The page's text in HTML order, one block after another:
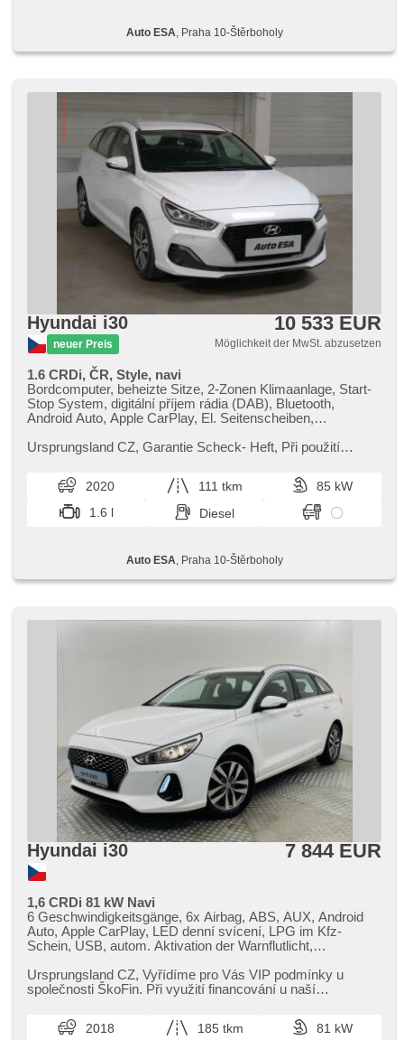
Auto ESA , Praha 10-Štěrboholy
Hyundai i30
neuer Preis
10 533 EUR
Möglichkeit der MwSt. abzusetzen
1.6 CRDi, ČR, Style, navi
Bordcomputer, beheizte Sitze, 2-Zonen Klimaanlage, Start-
Stop System, digitální příjem rádia (DAB), Bluetooth,
Android Auto, Apple CarPlay, El. Seitenscheiben,
Multifunktionslenkrad, USB, täglich Leuchten, Alufelgen,
Zentralverriegelung mit Funkfernbedienung, Elektronisches
Stabilitätsprogramm (ESP), Scheibenwischersensor,
Nebelscheinwerfer, El. Klappspiegel, Reifendrucksensor,
Vorderlichter LED, ABS, isofix, Fahrkamera, asistent jízdy v
Ursprungsland CZ,​ Garantie Scheck​- Heft,​ Při použití
denně (včetně víke...
2020 111 tkm
85 kW
1.6 l
Diesel
Auto ESA , Praha 10-Štěrboholy
Hyundai i30 7 844 EUR
1,6 CRDi 81 kW Navi
6 Geschwindigkeitsgänge, 6x Airbag, ABS, AUX, Android
Auto, Apple CarPlay, LED denní svícení, LPG im Kfz-
Schein, USB, autom. Aktivation der Warnflutlicht,
Zentralverriegelung mit Funkfernbedienung,
Zentralverriegelung, Beifahrerairbagdeaktivierung, täglich
El. Seitenscheiben, El. Klappspiegel, El. Spiegel, Uhr Spur,
Wegfahrsperre, isofix, Alufelgen, malý kožený paket,
Ursprungsland CZ,​ Vyřídíme pro Vás VIP podmínky u
společnosti ŠkoFin. Při využití financování u naší
2018 185 tkm
81 kW